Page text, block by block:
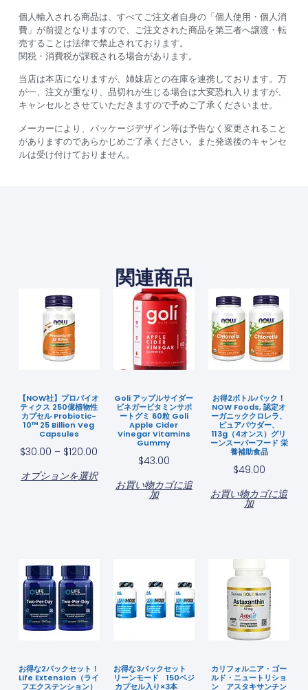
個人輸入される商品は、すべてご注文者自身の「個人使用・個人消
費」が前提となりますので、ご注文された商品を第三者へ譲渡・転
売することは法律で禁止されております。
関税・消費税が課税される場合があります。
当店は本店になりますが、姉妹店との在庫を連携しております。万
が一、注文が重なり、品切れが生じる場合は大変恐れ入りますが、
キャンセルとさせていただきますので予めご了承くださいませ。
メーカーにより、パッケージデザイン等は予告なく変更されること
がありますのであらかじめご了承ください。また発送後のキャンセ
ルは受け付けておりません。
関連商品
【NOW社】プロバイオ
ティクス 250億植物性
カプセル Probiotic-
10™ 25 Billion Veg
Capsules
$30.00 – $120.00
オプションを選択
Goli アップルサイダー
ビネガービタミンサポ
ートグミ 60粒 Goli
Apple Cider
Vinegar Vitamins
Gummy
$43.00
お買い物カゴに追
加
お得2ボトルパック！
NOW Foods, 認定オ
ーガニッククロレラ、
ピュアパウダー、
113g（4オンス）グリ
ーンスーパーフード 栄
養補助食品
$49.00
お買い物カゴに追
加
お得な2パックセット！
Life Extension（ライ
フエクステンション）
お得な3パックセット
リーンモード 150ベジ
カプセル入り×3本
カリフォルニア・ゴー
ルド・ニュートリショ
ン アスタキサンチン